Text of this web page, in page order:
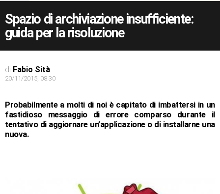
Spazio di archiviazione insufficiente:
guida per la risoluzione
di Fabio Sità
20/11/2015, 08:30
Probabilmente a molti di noi è capitato di imbattersi in un
fastidioso messaggio di errore comparso durante il
tentativo di aggiornare un’applicazione o di installarne una
nuova.